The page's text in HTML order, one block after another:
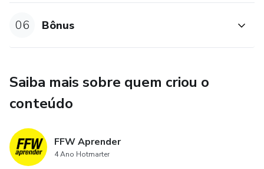
06 Bônus
Saiba mais sobre quem criou o
conteúdo
FFW Aprender
4 Ano Hotmarter